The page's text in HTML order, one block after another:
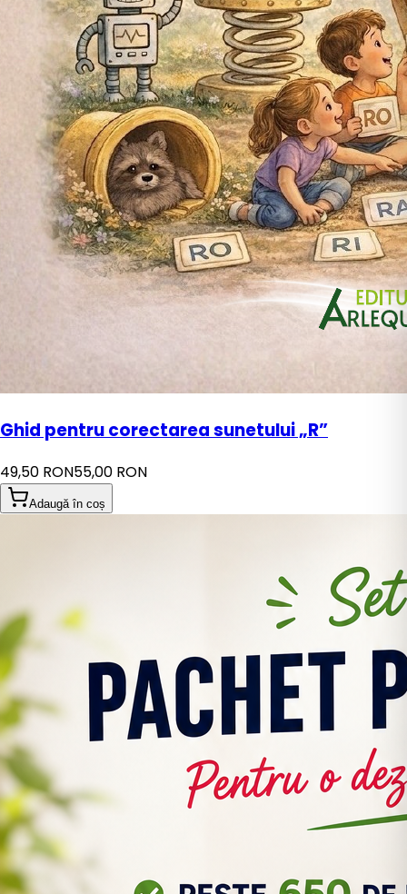
Ghid pentru corectarea sunetului „R”
49,50 RON55,00 RON
Adaugă în coș